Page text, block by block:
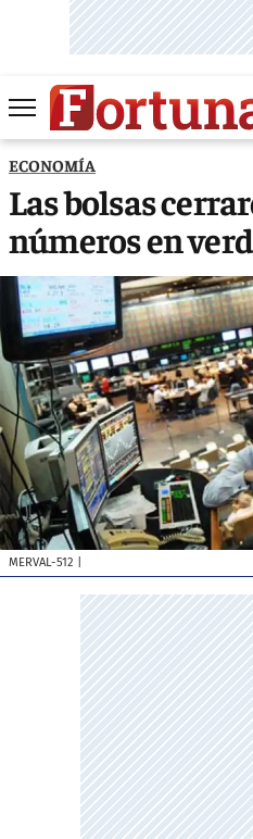
ECONOMÍA
Las bolsas
números en
MERVAL-512